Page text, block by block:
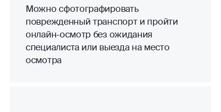
Можно сфотографировать
поврежденный транспорт и пройти
онлайн-осмотр без ожидания
специалиста или выезда на место
осмотра